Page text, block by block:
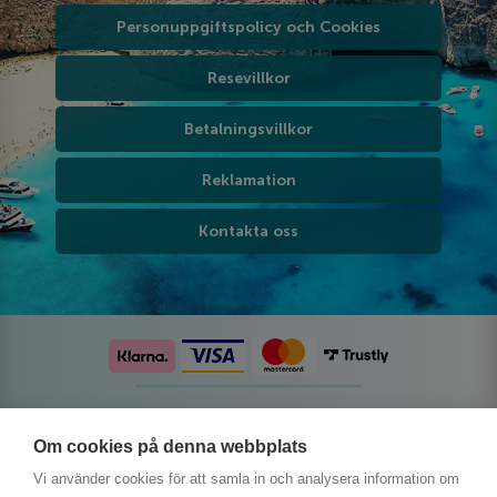
Om cookies på denna webbplats
Vi använder cookies för att samla in och analysera information om
Personuppgiftspolicy och Cookies
Resevillkor
Betalningsvillkor
Reklamation
Kontakta oss